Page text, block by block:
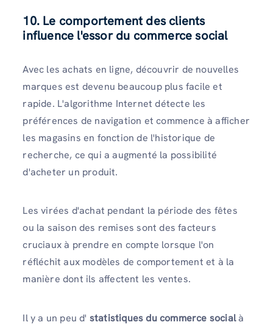
10. Le comportement des clients
influence l'essor du commerce social
Avec les achats en ligne, découvrir de nouvelles
marques est devenu beaucoup plus facile et
rapide. L'algorithme Internet détecte les
préférences de navigation et commence à afficher
les magasins en fonction de l'historique de
recherche, ce qui a augmenté la possibilité
d'acheter un produit.
Les virées d'achat pendant la période des fêtes
ou la saison des remises sont des facteurs
cruciaux à prendre en compte lorsque l'on
réfléchit aux modèles de comportement et à la
manière dont ils affectent les ventes.
Il y a un peu d' statistiques du commerce socialà